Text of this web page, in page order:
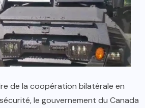
de la coopération bilatérale en
le gouvernement du Canada